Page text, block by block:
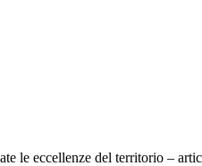
le eccellenze del territorio –